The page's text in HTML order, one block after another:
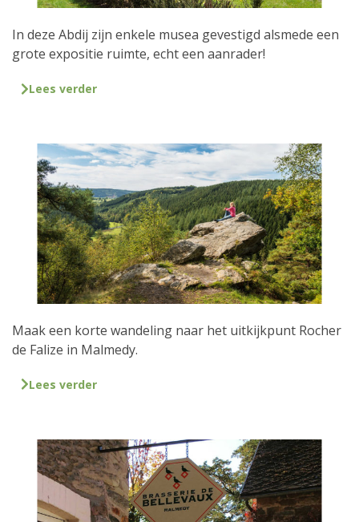
In deze Abdij zijn enkele musea gevestigd alsmede een
grote expositie ruimte, echt een aanrader!
Lees verder
Maak een korte wandeling naar het uitkijkpunt Rocher
de Falize in Malmedy.
Lees verder